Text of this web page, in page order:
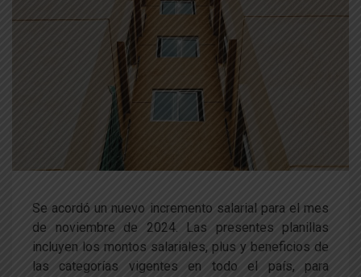
Se acordó un nuevo incremento salarial para el mes
de noviembre de 2024. Las presentes planillas
incluyen los montos salariales, plus y beneficios de
las categorías vigentes en todo el país, para